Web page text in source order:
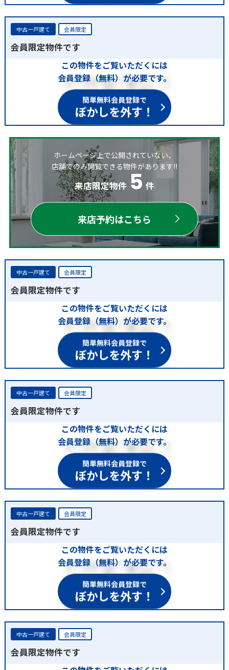
中古一戸建て 会員限定
会員限定物件です
この物件をご覧いただくには
会員登録（無料）が必要です。
簡単無料会員登録で
ぼかしを外す！
ホームページ上で公開されていない、
店舗でのみ閲覧できる物件があります!!
来店限定物件 5 件
来店予約はこちら
中古一戸建て 会員限定
会員限定物件です
この物件をご覧いただくには
会員登録（無料）が必要です。
簡単無料会員登録で
ぼかしを外す！
中古一戸建て 会員限定
会員限定物件です
この物件をご覧いただくには
会員登録（無料）が必要です。
簡単無料会員登録で
ぼかしを外す！
中古一戸建て 会員限定
会員限定物件です
この物件をご覧いただくには
会員登録（無料）が必要です。
簡単無料会員登録で
ぼかしを外す！
中古一戸建て 会員限定
会員限定物件です